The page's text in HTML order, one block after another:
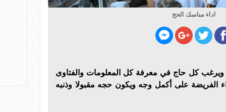
اداء مناسك الحج
ويرغب كل حاج في معرفة كل المعلومات والفتاوى
الفريضة على أكمل وجه ويكون حجه مقبولا وذنبه